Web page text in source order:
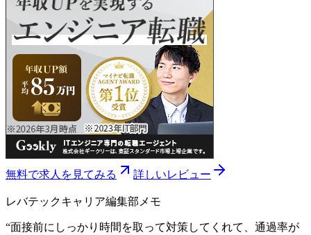
無料で求人を見てみる 詳しいレビュー
レバテックキャリア編集部メモ
“面接前にしっかり時間を取って対策してくれて、通過率が